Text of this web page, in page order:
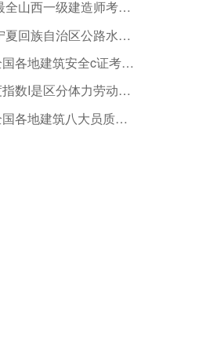
2022年最全山西一级建造师考前押题
2023年宁夏回族自治区公路水运安管人员预习题
最新版全国各地建筑安全c证考试历年真题下载
劳动强度指数I是区分体力劳动强度等级的指标。下列关于劳动强度指数I说法不正确的是()。
最新版全国各地建筑八大员质量员在线考试试卷与考试时间